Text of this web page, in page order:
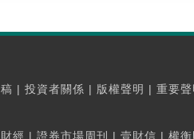
| 投資者關係 | 版權聲明 | 重要聲
經 | 證券市場周刊 | 壹財信 | 權衡